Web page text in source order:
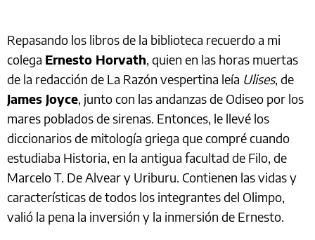
Repasando los libros de la biblioteca recuerdo a mi
colega Ernesto Horvath, quien en las horas muertas
de la redacción de La Razón vespertina leía Ulises, de
James Joyce, junto con las andanzas de Odiseo por los
mares poblados de sirenas. Entonces, le llevé los
diccionarios de mitología griega que compré cuando
estudiaba Historia, en la antigua facultad de Filo, de
Marcelo T. De Alvear y Uriburu. Contienen las vidas y
características de todos los integrantes del Olimpo,
valió la pena la inversión y la inmersión de Ernesto.